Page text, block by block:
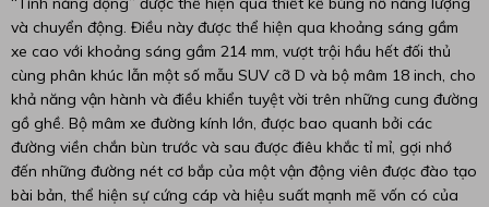
và chuyển động. Điều này được thể hiện qua khoảng sáng gầm
xe cao với khoảng sáng gầm 214 mm, vượt trội hầu hết đối thủ
cùng phân khúc lẫn một số mẫu SUV cỡ D và bộ mâm 18 inch, cho
khả năng vận hành và điều khiển tuyệt vời trên những cung đường
gồ ghề. Bộ mâm xe đường kính lớn, được bao quanh bởi các
đường viền chắn bùn trước và sau được điêu khắc tỉ mỉ, gợi nhớ
đến những đường nét cơ bắp của một vận động viên được đào tạo
bài bản, thể hiện sự cứng cáp và hiệu suất mạnh mẽ vốn có của